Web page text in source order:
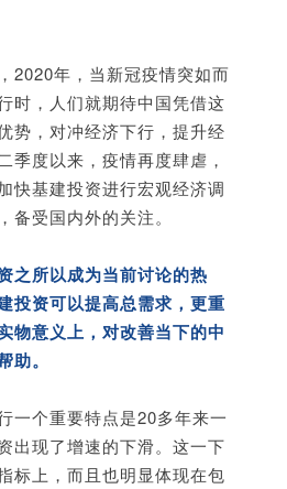
2020年，当新冠疫情突如而
时，人们就期待中国凭借这
势，对冲经济下行，提升经
季度以来，疫情再度肆虐，
快基建投资进行宏观经济调
备受国内外的关注。
之所以成为当前讨论的热
投资可以提高总需求，更重
物意义上，对改善当下的中
助。
一个重要特点是20多年来一
出现了增速的下滑。这一下
标上，而且也明显体现在包